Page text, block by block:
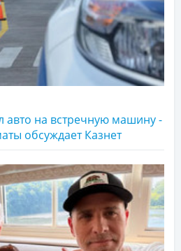
авто на встречную машину -
обсуждает Казнет